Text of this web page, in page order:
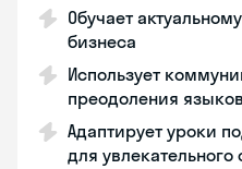
Обучает
бизнеса
Использует
преодоления
Адаптирует уроки
для увлекательного